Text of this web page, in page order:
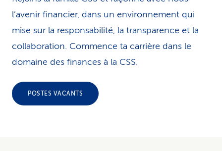
l’avenir financier, dans un environnement qui
mise sur la responsabilité, la transparence et la
collaboration. Commence ta carrière dans le
domaine des finances à la CSS.
POSTES VACANTS